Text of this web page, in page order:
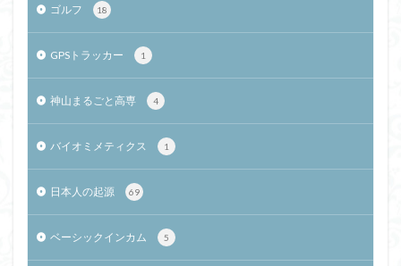
ゴルフ 18
GPSトラッカー 1
神山まるごと高専 4
バイオミメティクス 1
日本人の起源 69
ベーシックインカム 5